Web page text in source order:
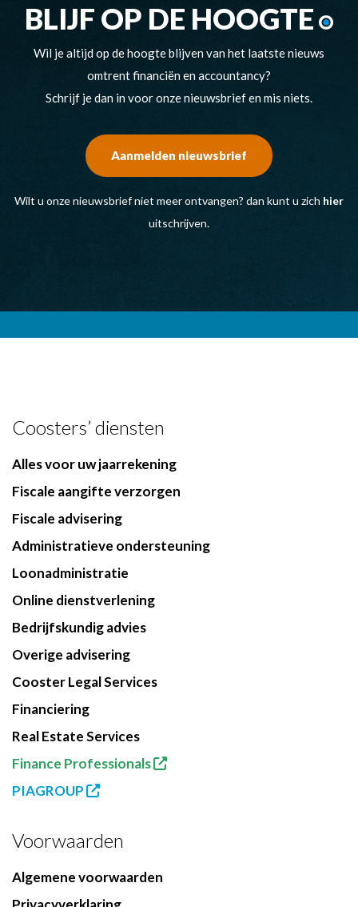
BLIJF OP DE HOOGTE
Wil je altijd op de hoogte blijven van het laatste nieuws
omtrent financiën en accountancy?
Schrijf je dan in voor onze nieuwsbrief en mis niets.
Aanmelden nieuwsbrief
Wilt u onze nieuwsbrief niet meer ontvangen? dan kunt u zich hier
uitschrijven.
Coosters’ diensten
Alles voor uw jaarrekening
Fiscale aangifte verzorgen
Fiscale advisering
Administratieve ondersteuning
Loonadministratie
Online dienstverlening
Bedrijfskundig advies
Overige advisering
Cooster Legal Services
Financiering
Real Estate Services
Finance Professionals
PIAGROUP
Voorwaarden
Algemene voorwaarden